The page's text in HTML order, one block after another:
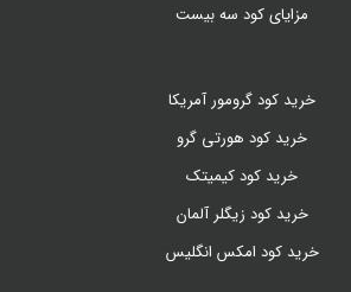
مزایای کود سه بیست
خرید کود گرومور آمریکا
خرید کود هورتی گرو
خرید کود کیمیتک
خرید کود زیگلر آلمان
خرید کود امکس انگلیس